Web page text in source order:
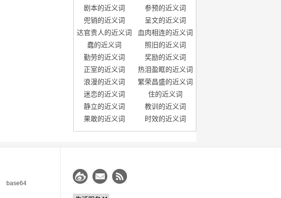
剧本的近义词
参预的近义词
兜销的近义词
呈文的近义词
达官贵人的近义词
血肉相连的近义词
蠢的近义词
照旧的近义词
勤劳的近义词
奖励的近义词
正室的近义词
热泪盈眶的近义词
浪漫的近义词
繁荣昌盛的近义词
迷恋的近义词
住的近义词
静立的近义词
教训的近义词
果敢的近义词
时效的近义词
base64